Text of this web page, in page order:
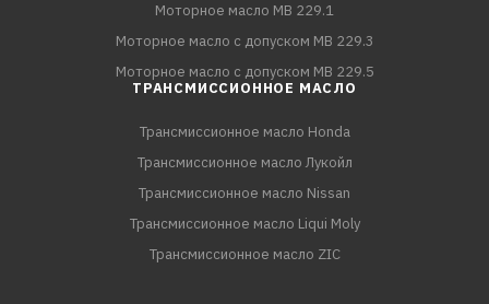
Моторное масло MB 229.1
Моторное масло с допуском MB 229.3
Моторное масло с допуском MB 229.5
ТРАНСМИССИОННОЕ МАСЛО
Трансмиссионное масло Honda
Трансмиссионное масло Лукойл
Трансмиссионное масло Nissan
Трансмиссионное масло Liqui Moly
Трансмиссионное масло ZIC